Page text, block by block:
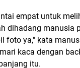
empat untuk
dihadang manusia
foto ya," kata
kaca dengan
itu.